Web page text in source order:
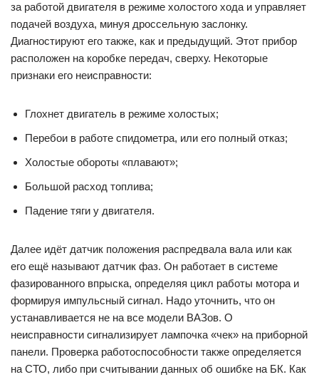
за работой двигателя в режиме холостого хода и управляет
подачей воздуха, минуя дроссельную заслонку.
Диагностируют его также, как и предыдущий. Этот прибор
расположен на коробке передач, сверху. Некоторые
признаки его неисправности:
Глохнет двигатель в режиме холостых;
Перебои в работе спидометра, или его полный отказ;
Холостые обороты «плавают»;
Большой расход топлива;
Падение тяги у двигателя.
Далее идёт датчик положения распредвала вала или как
его ещё называют датчик фаз. Он работает в системе
фазированного впрыска, определяя цикл работы мотора и
формируя импульсный сигнал. Надо уточнить, что он
устанавливается не на все модели ВАЗов. О
неисправности сигнализирует лампочка «чек» на приборной
панели. Проверка работоспособности также определяется
на СТО, либо при считывании данных об ошибке на БК. Как